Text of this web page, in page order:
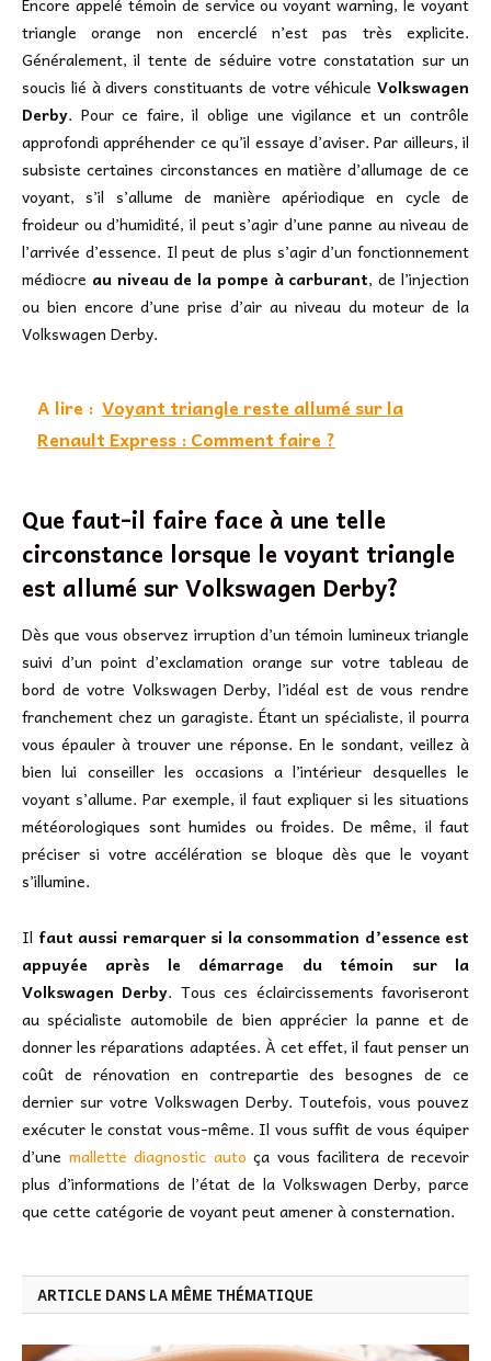
triangle orange non encerclé n’est pas très explicite.
Généralement, il tente de séduire votre constatation sur un
soucis lié à divers constituants de votre véhicule Volkswagen
Derby. Pour ce faire, il oblige une vigilance et un contrôle
approfondi appréhender ce qu’il essaye d’aviser. Par ailleurs, il
subsiste certaines circonstances en matière d’allumage de ce
voyant, s’il s’allume de manière apériodique en cycle de
froideur ou d’humidité, il peut s’agir d’une panne au niveau de
l’arrivée d’essence. Il peut de plus s’agir d’un fonctionnement
médiocre au niveau de la pompe à carburant, de l’injection
ou bien encore d’une prise d’air au niveau du moteur de la
Volkswagen Derby.
A lire : Voyant triangle reste allumé sur la
Renault Express : Comment faire ?
Que faut-il faire face à une telle
circonstance lorsque le voyant triangle
est allumé sur Volkswagen Derby?
Dès que vous observez irruption d’un témoin lumineux triangle
suivi d’un point d’exclamation orange sur votre tableau de
bord de votre Volkswagen Derby, l’idéal est de vous rendre
franchement chez un garagiste. Étant un spécialiste, il pourra
vous épauler à trouver une réponse. En le sondant, veillez à
bien lui conseiller les occasions a l’intérieur desquelles le
voyant s’allume. Par exemple, il faut expliquer si les situations
météorologiques sont humides ou froides. De même, il faut
préciser si votre accélération se bloque dès que le voyant
s’illumine.
Il faut aussi remarquer si la consommation d’essence est
appuyée après le démarrage du témoin sur la
Volkswagen Derby. Tous ces éclaircissements favoriseront
au spécialiste automobile de bien apprécier la panne et de
donner les réparations adaptées. À cet effet, il faut penser un
coût de rénovation en contrepartie des besognes de ce
dernier sur votre Volkswagen Derby. Toutefois, vous pouvez
exécuter le constat vous-même. Il vous suffit de vous équiper
d’une mallette diagnostic auto ça vous facilitera de recevoir
plus d’informations de l’état de la Volkswagen Derby, parce
que cette catégorie de voyant peut amener à consternation.
ARTICLE DANS LA MÊME THÉMATIQUE